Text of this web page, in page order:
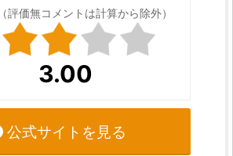
評価無コメントは計算から除外）
3.00
公式サイトを見る